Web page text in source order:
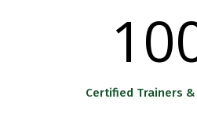
Certified Trainers